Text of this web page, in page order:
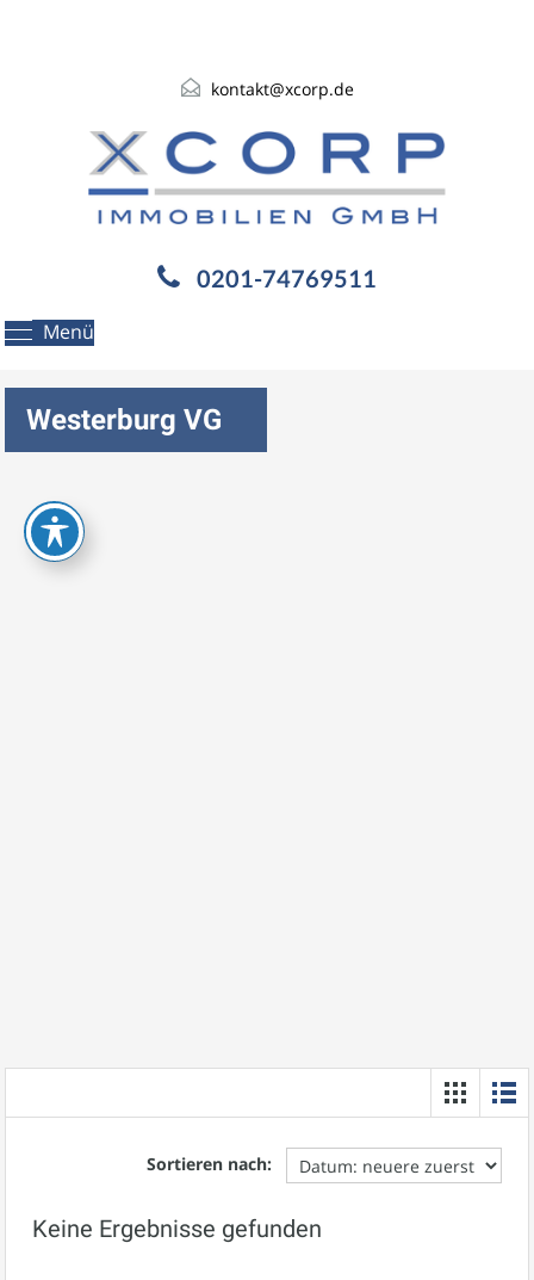
kontakt@xcorp.de
Menü
0201-74769511
Westerburg VG
Sortieren nach:
Keine Ergebnisse gefunden